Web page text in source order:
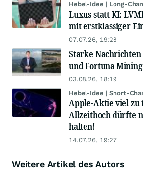
Hebel-Idee | Long-
Luxus statt KI:
mit erstklassiger
07.07.26, 19:28
Starke
und Fortuna Mining
03.08.26, 18:19
Hebel-Idee | Short-
Apple-Aktie viel zu
Allzeithoch dürfte
halten!
14.07.26, 19:27
Weitere Artikel des Autors